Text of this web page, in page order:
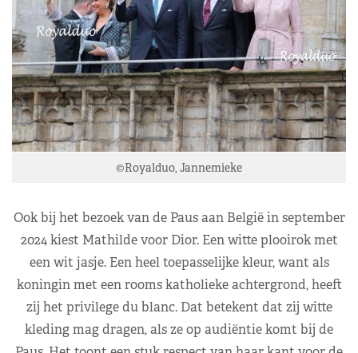
©Royalduo, Jannemieke
Ook bij het bezoek van de Paus aan België in september
2024 kiest Mathilde voor Dior. Een witte plooirok met
een wit jasje. Een heel toepasselijke kleur, want als
koningin met een rooms katholieke achtergrond, heeft
zij het privilege du blanc. Dat betekent dat zij witte
kleding mag dragen, als ze op audiëntie komt bij de